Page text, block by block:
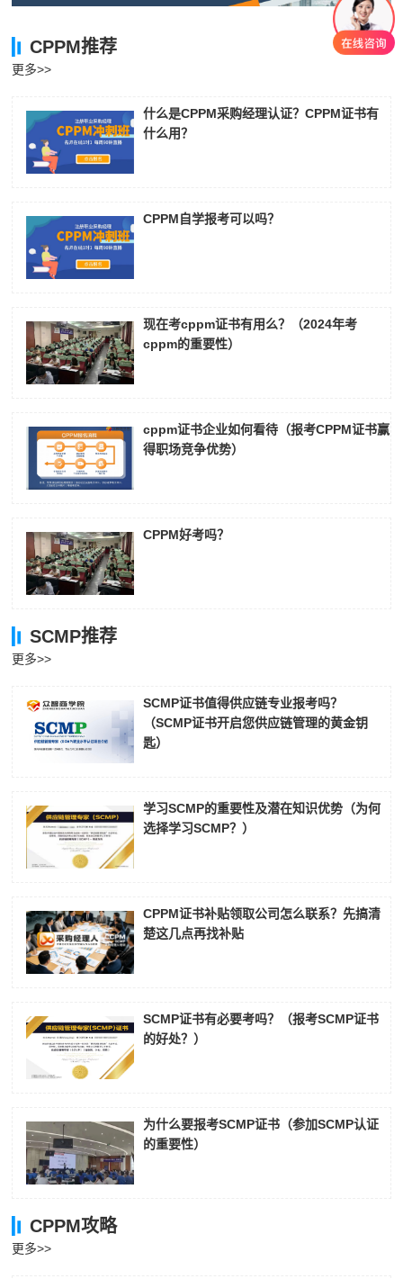
CPPM推荐
更多>>
什么是CPPM采购经理认证？CPPM证书有
什么用？
CPPM自学报考可以吗？
现在考cppm证书有用么？（2024年考
cppm的重要性）
cppm证书企业如何看待（报考CPPM证书赢
得职场竞争优势）
CPPM好考吗？
SCMP推荐
更多>>
SCMP证书值得供应链专业报考吗？
（SCMP证书开启您供应链管理的黄金钥
匙）
学习SCMP的重要性及潜在知识优势（为何
选择学习SCMP？）
CPPM证书补贴领取公司怎么联系？先搞清
楚这几点再找补贴
SCMP证书有必要考吗？（报考SCMP证书
的好处？）
为什么要报考SCMP证书（参加SCMP认证
的重要性）
CPPM攻略
更多>>